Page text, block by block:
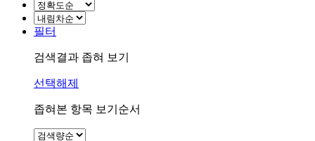
필터
검색결과 좁혀 보기
선택해제
좁혀본 항목 보기순서